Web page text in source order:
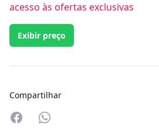
acesso às ofertas exclusivas
Exibir preço
Compartilhar
Compartilhar no Whatsapp